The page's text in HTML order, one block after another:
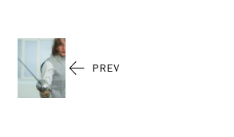
PREV